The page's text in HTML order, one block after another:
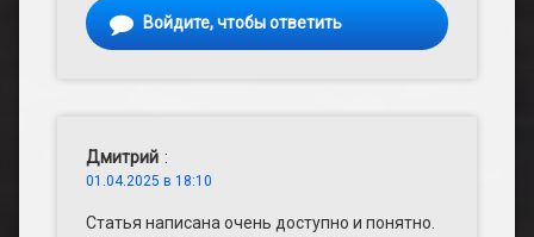
Войдите, чтобы ответить
Дмитрий :
01.04.2025 в 18:10
Статья написана очень доступно и понятно.